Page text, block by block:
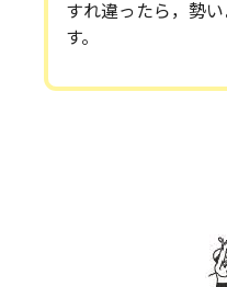
すれ違ったら，勢
す。